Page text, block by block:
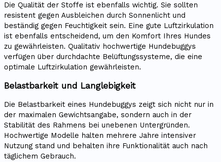
Die Qualität der Stoffe ist ebenfalls wichtig. Sie sollten
resistent gegen Ausbleichen durch Sonnenlicht und
beständig gegen Feuchtigkeit sein. Eine gute Luftzirkulation
ist ebenfalls entscheidend, um den Komfort Ihres Hundes
zu gewährleisten. Qualitativ hochwertige Hundebuggys
verfügen über durchdachte Belüftungssysteme, die eine
optimale Luftzirkulation gewährleisten.
Belastbarkeit und Langlebigkeit
Die Belastbarkeit eines Hundebuggys zeigt sich nicht nur in
der maximalen Gewichtsangabe, sondern auch in der
Stabilität des Rahmens bei unebenen Untergründen.
Hochwertige Modelle halten mehrere Jahre intensiver
Nutzung stand und behalten ihre Funktionalität auch nach
täglichem Gebrauch.